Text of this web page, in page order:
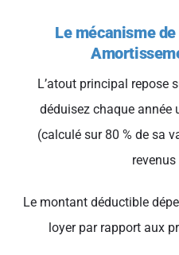
Le mécanisme
L’atout principal repose
déduisez chaque année
(calculé sur 80 % de sa
Le montant déductible
loyer par rapport aux